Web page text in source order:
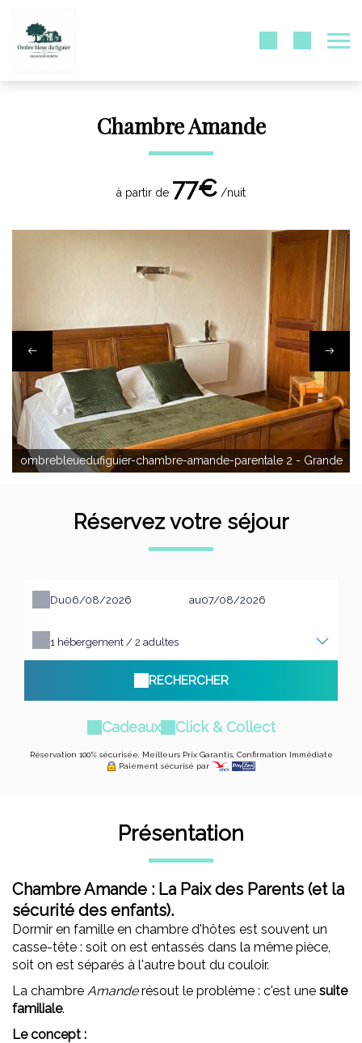
Chambre Amande
à partir de 77€ /nuit
ombrebleuedufiguier-chambre-amande-parentale 2 - Grande
Réservez votre séjour
Du au
1 hébergement / 2 adultes
RECHERCHER
Cadeaux Click & Collect
Réservation 100% sécurisée, Meilleurs Prix Garantis, Confirmation Immédiate
Paiement sécurisé par
Présentation
Chambre Amande : La Paix des Parents (et la
sécurité des enfants).
Dormir en famille en chambre d'hôtes est souvent un
casse-tête : soit on est entassés dans la même pièce,
soit on est séparés à l'autre bout du couloir.
La chambre Amanderésout le problème : c'est une suite
familiale.
Le concept :